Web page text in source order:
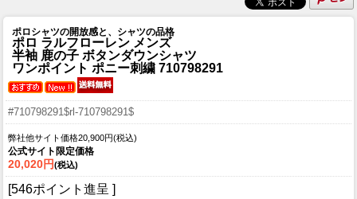
ポロシャツの開放感と、シャツの品格
ポロ ラルフローレン メンズ
半袖 鹿の子 ボタンダウンシャツ
ワンポイント ポニー刺繍 710798291
#710798291$rl-710798291$
弊社他サイト価格20,900円(税込)
公式サイト限定価格
20,020円(税込)
[546ポイント進呈 ]